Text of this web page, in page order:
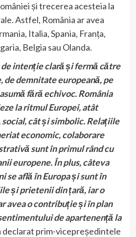
și trecerea acesteia la
Astfel, România ar avea
Italia, Spania, Franța,
Belgia sau Olanda.
de intenție clară și fermă către
de demnitate europeană, pe
fără echivoc. România
la ritmul Europei, atât
cât și simbolic. Relațiile
economic, colaborare
sunt în primul rând cu
europene. În plus, câteva
se află în Europa și sunt în
și prietenii din țară, iar o
avea o contribuție și în plan
de apartenență la
declarat prim-vicepreședintele